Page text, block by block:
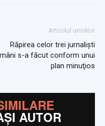
Articolul următor
Răpirea celor trei jurnalişti
s-a făcut conform unui
plan minuţios
AUTOR